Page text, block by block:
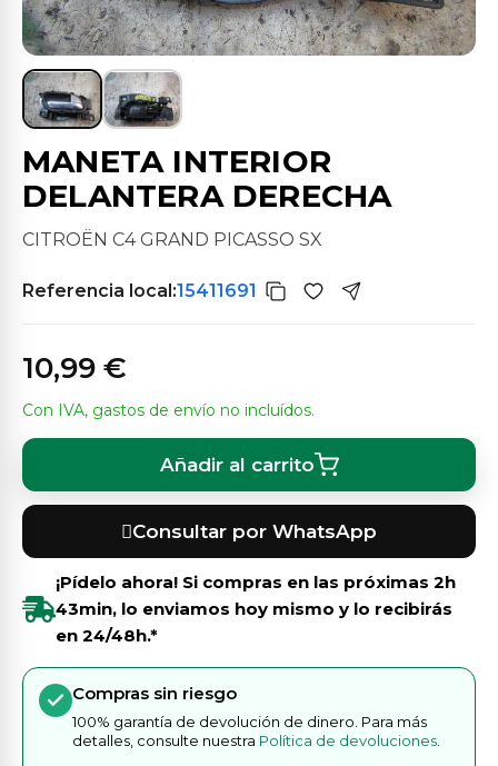
MANETA INTERIOR
DELANTERA DERECHA
CITROËN C4 GRAND PICASSO SX
Referencia local:15411691
10,99 €
Con IVA, gastos de envío no incluídos.
Añadir al carrito
Consultar por WhatsApp
¡Pídelo ahora! Si compras en las próximas 2h
43min, lo enviamos hoy mismo y lo recibirás
en 24/48h.*
Compras sin riesgo
100% garantía de devolución de dinero. Para más
detalles, consulte nuestra Política de devoluciones